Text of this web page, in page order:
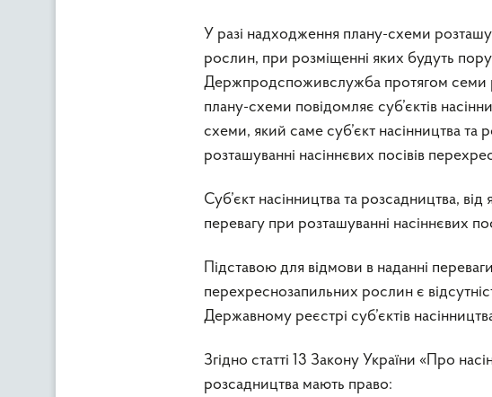
У разі надходження плану-схеми
рослин, при розміщенні яких будуть
Держпродспоживслужба протягом семи
плану-схеми повідомляє суб’єктів
схеми, який саме суб’єкт насінництва
розташуванні насіннєвих посівів
Суб’єкт насінництва та розсадництва,
перевагу при розташуванні насіннєвих
Підставою для відмови в наданні
перехреснозапильних рослин є
Державному реєстрі суб’єктів
Згідно статті 13 Закону України «Про
розсадництва мають право: